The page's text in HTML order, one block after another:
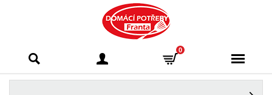
Franta - Příbram
0